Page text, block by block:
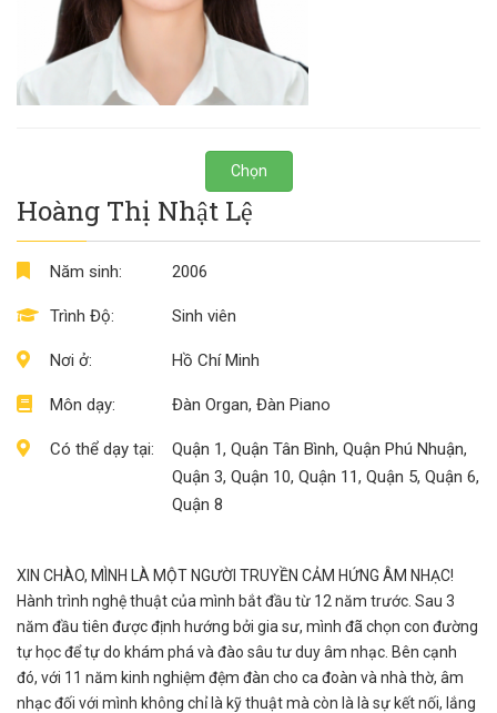
Chọn
Hoàng Thị Nhật Lệ
Năm sinh:
Trình Độ:
Nơi ở:
Môn dạy:
Có thể dạy tại:
2006
Sinh viên
Hồ Chí Minh
Đàn Organ, Đàn Piano
Quận 1, Quận Tân Bình, Quận Phú Nhuận,
Quận 3, Quận 10, Quận 11, Quận 5, Quận 6,
Quận 8
XIN CHÀO, MÌNH LÀ MỘT NGƯỜI TRUYỀN CẢM HỨNG ÂM NHẠC!
Hành trình nghệ thuật của mình bắt đầu từ 12 năm trước. Sau 3
năm đầu tiên được định hướng bởi gia sư, mình đã chọn con đường
tự học để tự do khám phá và đào sâu tư duy âm nhạc. Bên cạnh
đó, với 11 năm kinh nghiệm đệm đàn cho ca đoàn và nhà thờ, âm
nhạc đối với mình không chỉ là kỹ thuật mà còn là là sự kết nối, lắng